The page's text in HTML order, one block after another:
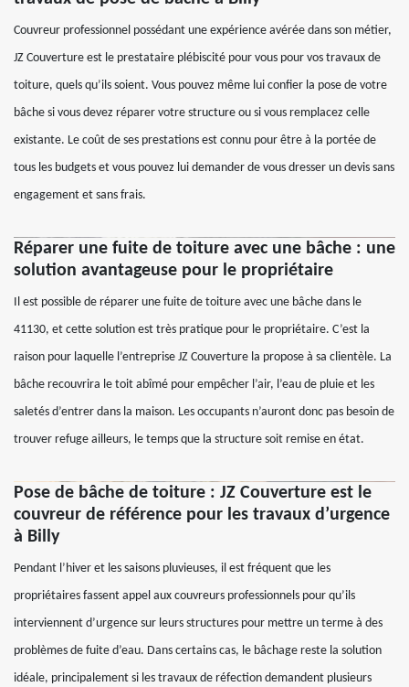
Couvreur professionnel possédant une expérience avérée dans son métier,
JZ Couverture est le prestataire plébiscité pour vous pour vos travaux de
toiture, quels qu’ils soient. Vous pouvez même lui confier la pose de votre
bâche si vous devez réparer votre structure ou si vous remplacez celle
existante. Le coût de ses prestations est connu pour être à la portée de
tous les budgets et vous pouvez lui demander de vous dresser un devis sans
engagement et sans frais.
Réparer une fuite de toiture avec une bâche : une
solution avantageuse pour le propriétaire
Il est possible de réparer une fuite de toiture avec une bâche dans le
41130, et cette solution est très pratique pour le propriétaire. C’est la
raison pour laquelle l’entreprise JZ Couverture la propose à sa clientèle. La
bâche recouvrira le toit abîmé pour empêcher l’air, l’eau de pluie et les
saletés d’entrer dans la maison. Les occupants n’auront donc pas besoin de
trouver refuge ailleurs, le temps que la structure soit remise en état.
Pose de bâche de toiture : JZ Couverture est le
couvreur de référence pour les travaux d’urgence
à Billy
Pendant l’hiver et les saisons pluvieuses, il est fréquent que les
propriétaires fassent appel aux couvreurs professionnels pour qu’ils
interviennent d’urgence sur leurs structures pour mettre un terme à des
problèmes de fuite d’eau. Dans certains cas, le bâchage reste la solution
idéale, principalement si les travaux de réfection demandent plusieurs